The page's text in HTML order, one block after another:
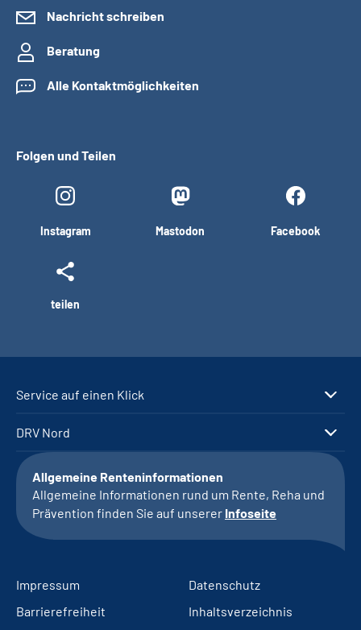
Nachricht schreiben
Beratung
Alle Kontaktmöglichkeiten
Folgen und Teilen
Instagram Mastodon Facebook
teilen
Service auf einen Klick
DRV Nord
Allgemeine Renteninformationen
Allgemeine Informationen rund um Rente, Reha und
Prävention finden Sie auf unserer Infoseite
Impressum
Datenschutz
Barrierefreiheit
Inhaltsverzeichnis